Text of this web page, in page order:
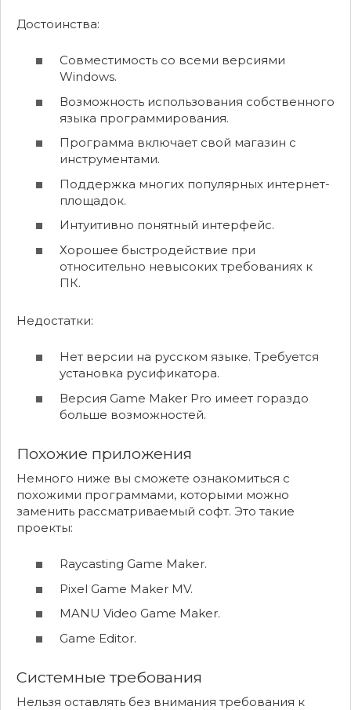
Достоинства:
Совместимость со всеми версиями
Windows.
Возможность использования собственного
языка программирования.
Программа включает свой магазин с
инструментами.
Поддержка многих популярных интернет-
площадок.
Интуитивно понятный интерфейс.
Хорошее быстродействие при
относительно невысоких требованиях к
ПК.
Недостатки:
Нет версии на русском языке. Требуется
установка русификатора.
Версия Game Maker Pro имеет гораздо
больше возможностей.
Похожие приложения
Немного ниже вы сможете ознакомиться с
похожими программами, которыми можно
заменить рассматриваемый софт. Это такие
проекты:
Raycasting Game Maker.
Pixel Game Maker MV.
MANU Video Game Maker.
Game Editor.
Системные требования
Нельзя оставлять без внимания требования к